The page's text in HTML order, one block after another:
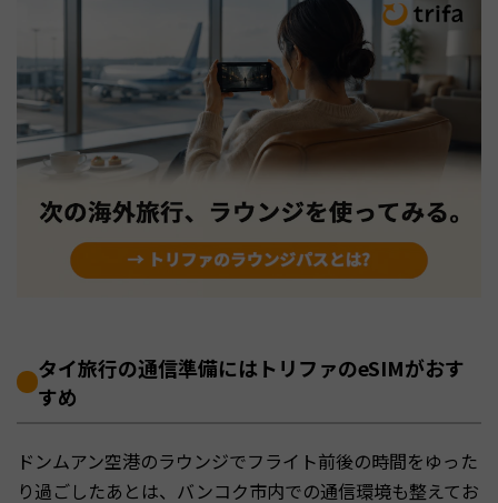
タイ旅行の通信準備にはトリファのeSIMがおす
すめ
ドンムアン空港のラウンジでフライト前後の時間をゆった
り過ごしたあとは、バンコク市内での通信環境も整えてお